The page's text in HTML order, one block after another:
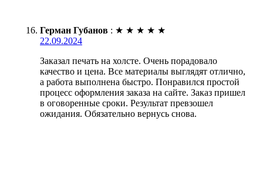
Герман Губанов : ★ ★ ★ ★ ★
22.09.2024
Заказал печать на холсте. Очень порадовало
качество и цена. Все материалы выглядят отлично,
а работа выполнена быстро. Понравился простой
процесс оформления заказа на сайте. Заказ пришел
в оговоренные сроки. Результат превзошел
ожидания. Обязательно вернусь снова.